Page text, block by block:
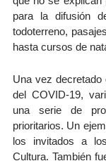
para la difusión
todoterreno,
hasta cursos de
Una vez
del COVID-19,
una serie de
prioritarios. Un
los invitados a
Cultura. También